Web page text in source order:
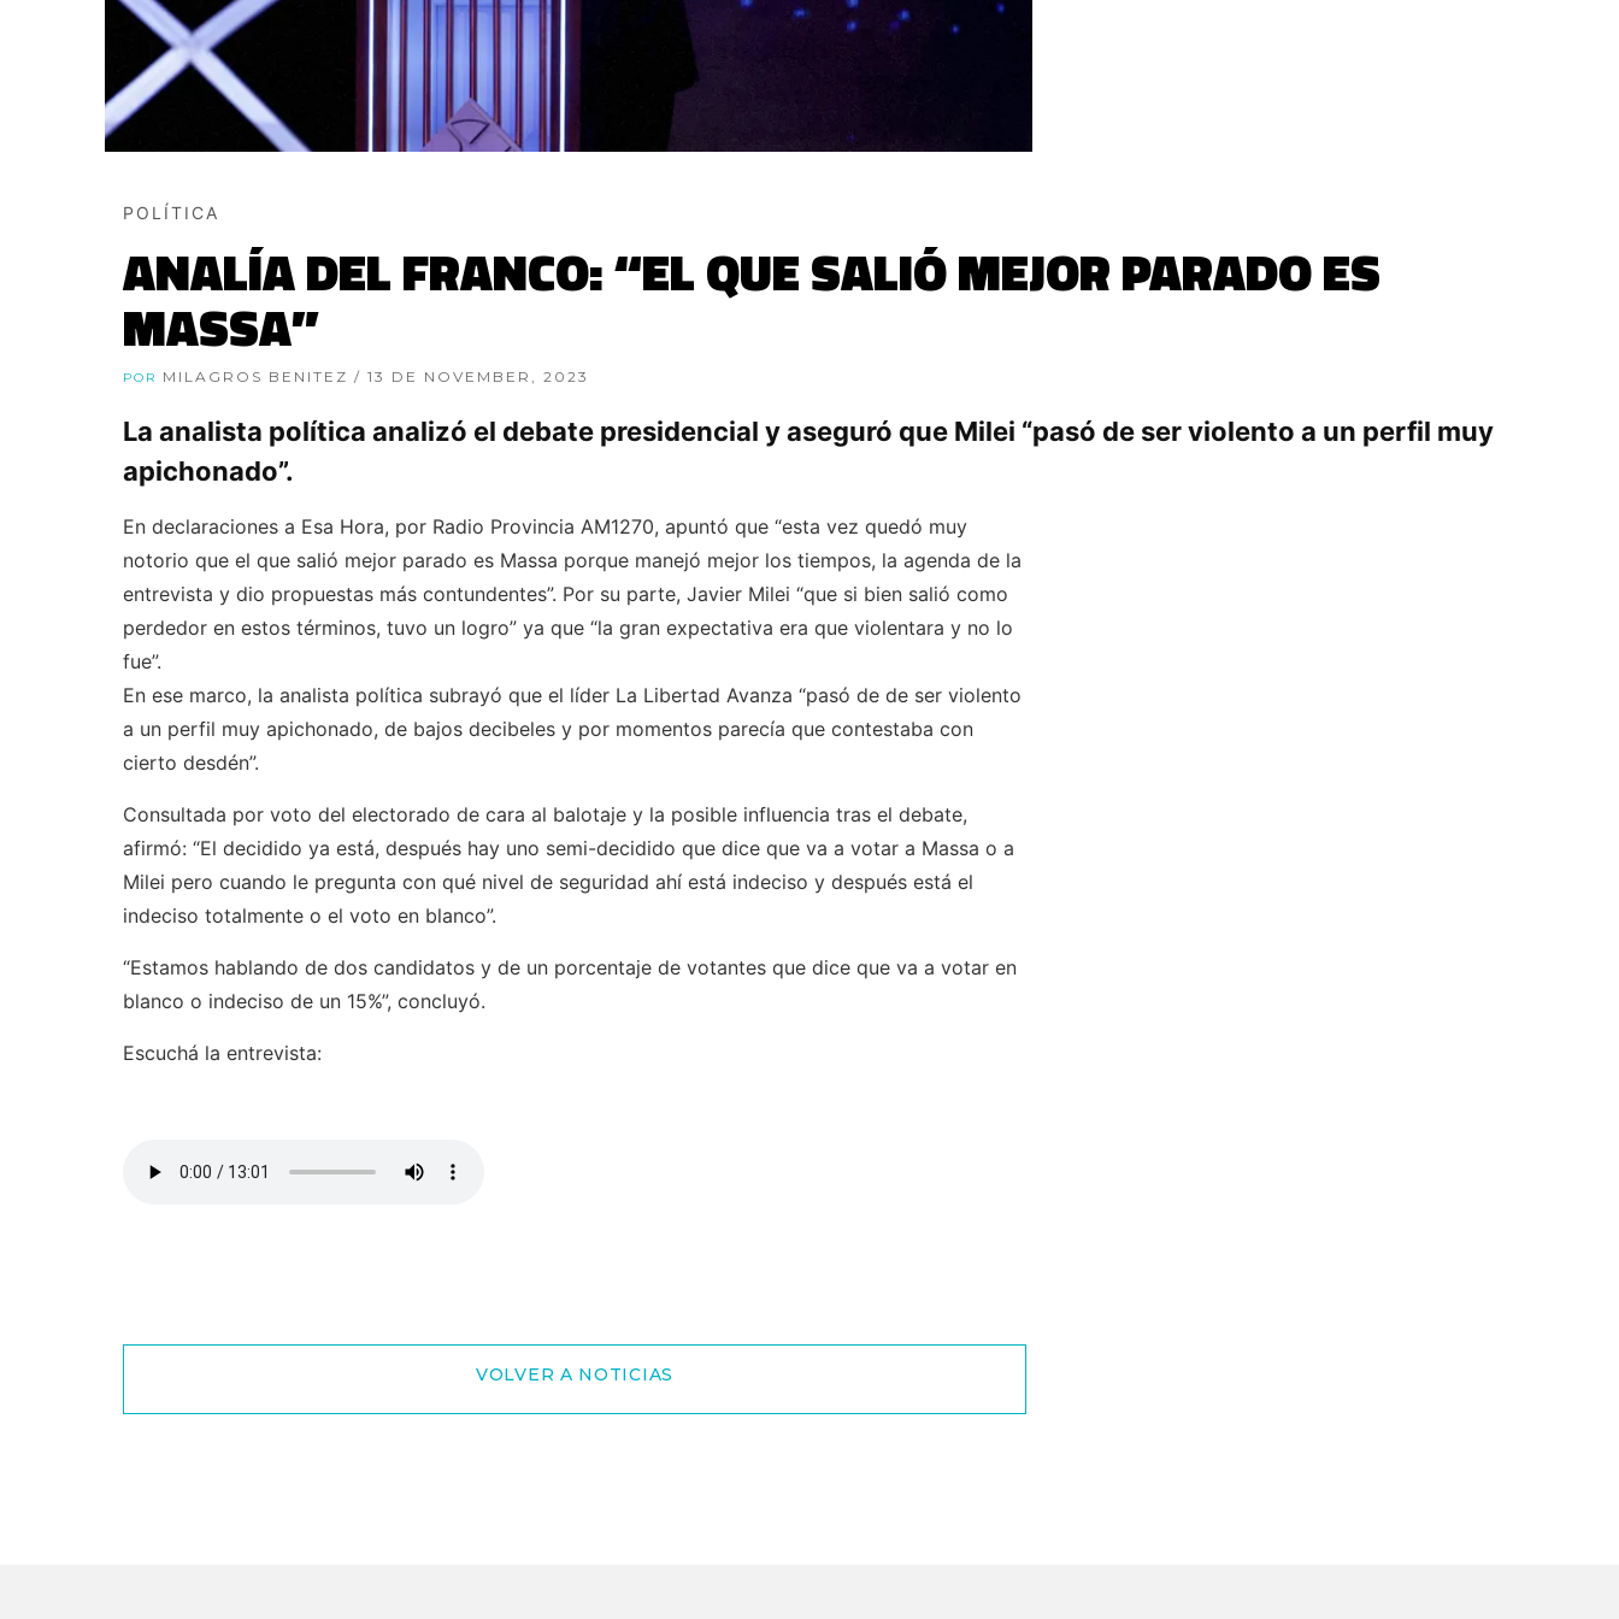
POLÍTICA
ANALÍA DEL FRANCO: “EL QUE SALIÓ MEJOR PARADO ES
MASSA”
POR MILAGROS BENITEZ / 13 DE NOVEMBER, 2023
La analista política analizó el debate presidencial y aseguró que Milei “pasó de ser violento a un perfil muy
apichonado”.
En declaraciones a Esa Hora, por Radio Provincia AM1270, apuntó que “esta vez quedó muy
notorio que el que salió mejor parado es Massa porque manejó mejor los tiempos, la agenda de la
entrevista y dio propuestas más contundentes”. Por su parte, Javier Milei “que si bien salió como
perdedor en estos términos, tuvo un logro” ya que “la gran expectativa era que violentara y no lo
fue”.
En ese marco, la analista política subrayó que el líder La Libertad Avanza “pasó de de ser violento
a un perfil muy apichonado, de bajos decibeles y por momentos parecía que contestaba con
cierto desdén”.
Consultada por voto del electorado de cara al balotaje y la posible influencia tras el debate,
afirmó: “El decidido ya está, después hay uno semi-decidido que dice que va a votar a Massa o a
Milei pero cuando le pregunta con qué nivel de seguridad ahí está indeciso y después está el
indeciso totalmente o el voto en blanco”.
“Estamos hablando de dos candidatos y de un porcentaje de votantes que dice que va a votar en
blanco o indeciso de un 15%”, concluyó.
Escuchá la entrevista:
VOLVER A NOTICIAS